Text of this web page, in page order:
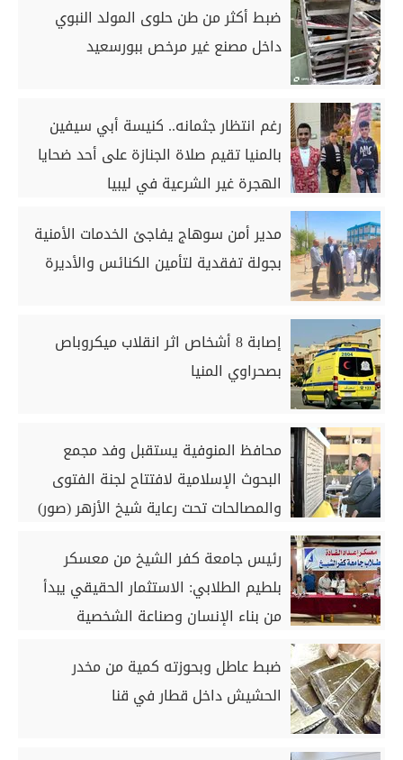
ضبط أكثر من طن حلوى المولد النبوي
داخل مصنع غير مرخص ببورسعيد
رغم انتظار جثمانه.. كنيسة أبي سيفين
بالمنيا تقيم صلاة الجنازة على أحد ضحايا
الهجرة غير الشرعية في ليبيا
مدير أمن سوهاج يفاجئ الخدمات الأمنية
بجولة تفقدية لتأمين الكنائس والأديرة
إصابة 8 أشخاص اثر انقلاب ميكروباص
بصحراوي المنيا
محافظ المنوفية يستقبل وفد مجمع
البحوث الإسلامية لافتتاح لجنة الفتوى
والمصالحات تحت رعاية شيخ الأزهر (صور)
رئيس جامعة كفر الشيخ من معسكر
بلطيم الطلابي: الاستثمار الحقيقي يبدأ
من بناء الإنسان وصناعة الشخصية
ضبط عاطل وبحوزته كمية من مخدر
الحشيش داخل قطار في قنا